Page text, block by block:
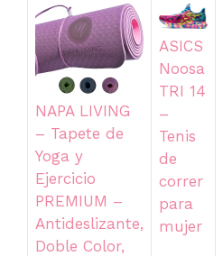
NAPA LIVING
– Tapete de
Yoga y
Ejercicio
PREMIUM –
Antideslizante,
Doble Color,
ASICS
Noosa
TRI 14
–
Tenis
de
correr
para
mujer